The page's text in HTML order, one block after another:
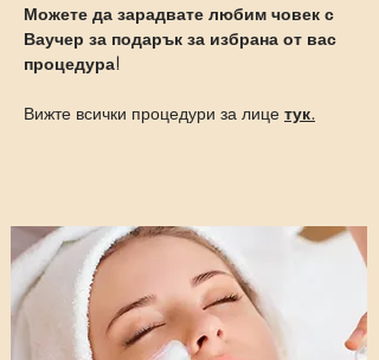
Можете да зарадвате любим човек с
Ваучер за подарък за избрана от вас
процедура!
Вижте всички процедури за лице тук.